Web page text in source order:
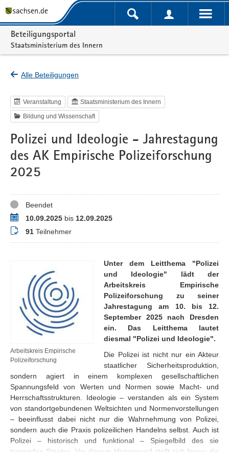
Portalnavigation
Beteiligungsportal
Staatsministerium des Innern
Alle Beteiligungen
Veranstaltung Staatsministerium des Innern
Bildung und Wissenschaft
Polizei und Ideologie - Jahrestagung
des AK Empirische Polizeiforschung
2025
StatusBeendet
Termin10.09.2025 bis 12.09.2025
Teilnehmer
91 Teilnehmer
Arbeitskreis Empirische
Polizeiforschung
Unter dem Leitthema "Polizei
und Ideologie" lädt der
Arbeitskreis Empirische
Polizeiforschung zu seiner
Jahrestagung am 10. bis 12.
September 2025 nach Dresden
ein. Das Leitthema lautet
diesmal "Polizei und Ideologie".
Die Polizei ist nicht nur ein Akteur
staatlicher Sicherheitsproduktion,
sondern agiert in einem komplexen gesellschaftlichen
Spannungsfeld von Werten und Normen sowie Macht- und
Herrschaftsstrukturen. Ideologie – verstanden als ein System
von standortgebundenen Weltsichten und Normenvorstellungen
– beeinflusst dabei nicht nur die Wahrnehmung von Polizei,
sondern auch die Praxis polizeilichen Handelns selbst. Auch ist
Polizei – historisch und funktional – Spiegelbild des sie
tragenden Staates. Vor diesem Hintergrund stellt sich ferner die